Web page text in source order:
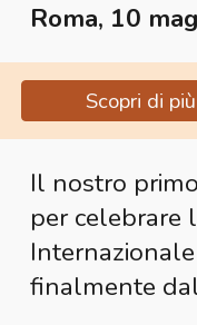
Roma, 10
Scopri di
Il nostro
per celebrare
finalmente